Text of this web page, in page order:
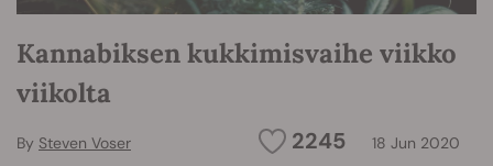
Kannabiksen kukkimisvaihe viikko
viikolta
2245 18 Jun 2020
By Steven Voser